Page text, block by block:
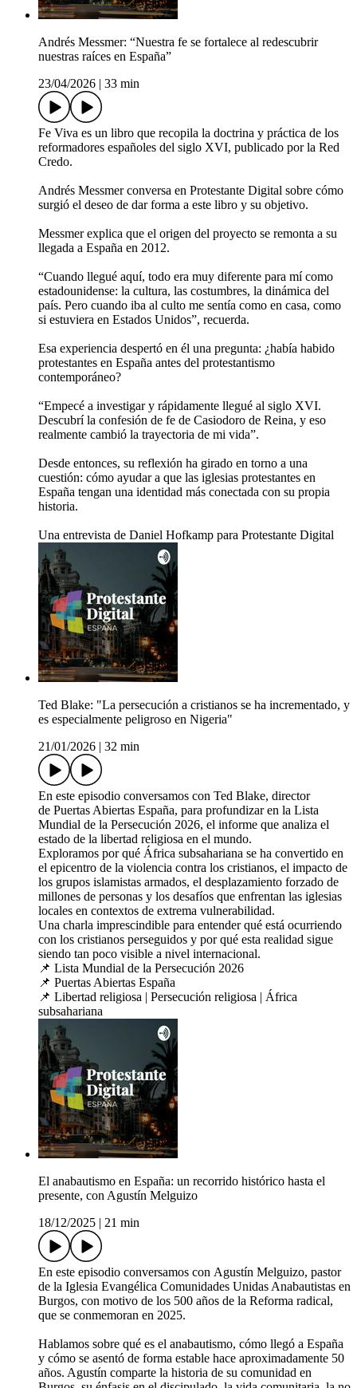
Andrés Messmer: “Nuestra fe se fortalece al redescubrir
nuestras raíces en España”
23/04/2026
33 min
Fe Viva es un libro que recopila la doctrina y práctica de los
reformadores españoles del siglo XVI, publicado por la Red
Credo.
Andrés Messmer conversa en Protestante Digital sobre cómo
surgió el deseo de dar forma a este libro y su objetivo.
Messmer explica que el origen del proyecto se remonta a su
llegada a España en 2012.
“Cuando llegué aquí, todo era muy diferente para mí como
estadounidense: la cultura, las costumbres, la dinámica del
país. Pero cuando iba al culto me sentía como en casa, como
si estuviera en Estados Unidos”, recuerda.
Esa experiencia despertó en él una pregunta: ¿había habido
protestantes en España antes del protestantismo
contemporáneo?
“Empecé a investigar y rápidamente llegué al siglo XVI.
Descubrí la confesión de fe de Casiodoro de Reina, y eso
realmente cambió la trayectoria de mi vida”.
Desde entonces, su reflexión ha girado en torno a una
cuestión: cómo ayudar a que las iglesias protestantes en
España tengan una identidad más conectada con su propia
historia.
Una entrevista de Daniel Hofkamp para Protestante Digital
Ted Blake: "La persecución a cristianos se ha incrementado, y
es especialmente peligroso en Nigeria"
21/01/2026
32 min
En este episodio conversamos con Ted Blake, director
de Puertas Abiertas España, para profundizar en la Lista
Mundial de la Persecución 2026, el informe que analiza el
estado de la libertad religiosa en el mundo.
Exploramos por qué África subsahariana se ha convertido en
el epicentro de la violencia contra los cristianos, el impacto de
los grupos islamistas armados, el desplazamiento forzado de
millones de personas y los desafíos que enfrentan las iglesias
locales en contextos de extrema vulnerabilidad.
Una charla imprescindible para entender qué está ocurriendo
con los cristianos perseguidos y por qué esta realidad sigue
siendo tan poco visible a nivel internacional.
📌 Lista Mundial de la Persecución 2026
📌 Puertas Abiertas España
📌 Libertad religiosa | Persecución religiosa | África
subsahariana
El anabautismo en España: un recorrido histórico hasta el
presente, con Agustín Melguizo
18/12/2025
21 min
En este episodio conversamos con Agustín Melguizo, pastor
de la Iglesia Evangélica Comunidades Unidas Anabautistas en
Burgos, con motivo de los 500 años de la Reforma radical,
que se conmemoran en 2025.
Hablamos sobre qué es el anabautismo, cómo llegó a España
y cómo se asentó de forma estable hace aproximadamente 50
años. Agustín comparte la historia de su comunidad en